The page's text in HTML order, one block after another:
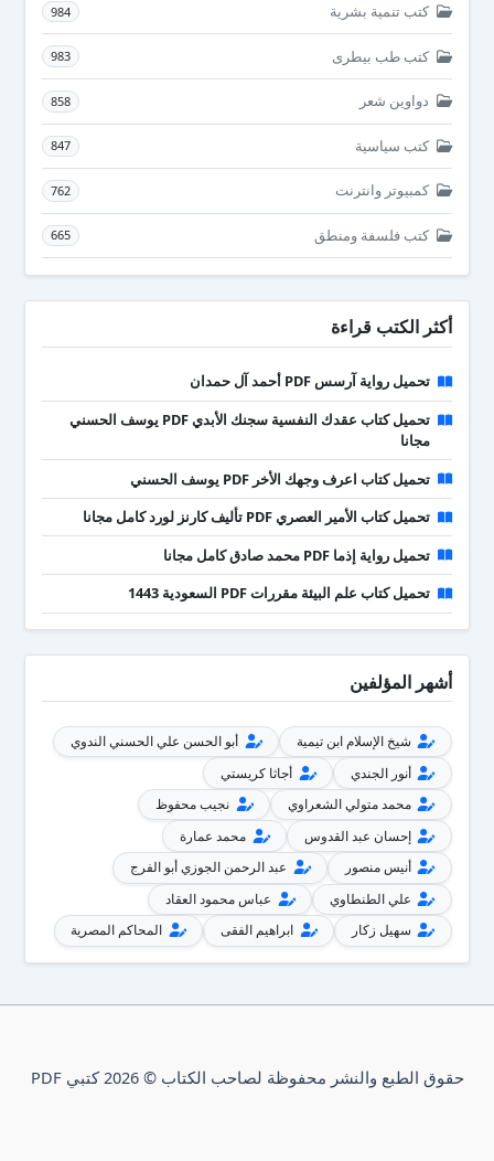
كتب تنمية بشرية 984
كتب طب بيطرى 983
دواوين شعر 858
كتب سياسية 847
كمبيوتر وانترنت 762
كتب فلسفة ومنطق 665
أكثر الكتب قراءة
تحميل رواية آرسس PDF أحمد آل حمدان
تحميل كتاب عقدك النفسية سجنك الأبدي PDF يوسف الحسني
مجانا
تحميل كتاب اعرف وجهك الأخر PDF يوسف الحسني
تحميل كتاب الأمير العصري PDF تأليف كارنز لورد كامل مجانا
تحميل رواية إذما PDF محمد صادق كامل مجانا
تحميل كتاب علم البيئة مقررات PDF السعودية 1443
أشهر المؤلفين
شيخ الإسلام ابن تيمية
أبو الحسن علي الحسني الندوي
أنور الجندي
أجاثا كريستي
محمد متولي الشعراوي
نجيب محفوظ
إحسان عبد القدوس
محمد عمارة
أنيس منصور
عبد الرحمن الجوزي أبو الفرج
علي الطنطاوي
عباس محمود العقاد
سهيل زكار
ابراهيم الفقى المحاكم المصرية
حقوق الطبع والنشر محفوظة لصاحب الكتاب © 2026 كتبي PDF